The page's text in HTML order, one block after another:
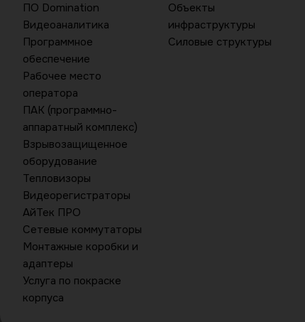
ПО Domination
Видеоаналитика
Программное
обеспечение
Рабочее место
оператора
ПАК (программно-
аппаратный комплекс)
Взрывозащищенное
оборудование
Тепловизоры
Видеорегистраторы
АйТек ПРО
Сетевые коммутаторы
Монтажные коробки и
адаптеры
Услуга по покраске
корпуса
Объекты
инфраструктуры
Силовые структуры